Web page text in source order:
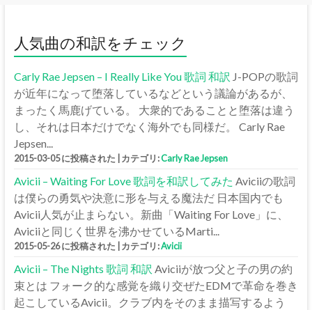
人気曲の和訳をチェック
Carly Rae Jepsen – I Really Like You 歌詞 和訳 J-POPの歌詞
が近年になって堕落しているなどという議論があるが、
まったく馬鹿げている。 大衆的であることと堕落は違う
し、それは日本だけでなく海外でも同様だ。 Carly Rae
Jepsen...
2015-03-05 に投稿された カテゴリ:Carly Rae Jepsen
Avicii – Waiting For Love 歌詞を和訳してみた Aviciiの歌詞
は僕らの勇気や決意に形を与える魔法だ 日本国内でも
Avicii人気が止まらない。新曲「Waiting For Love」に、
Aviciiと同じく世界を沸かせているMarti...
2015-05-26 に投稿された カテゴリ:Avicii
Avicii – The Nights 歌詞 和訳 Aviciiが放つ父と子の男の約
束とは フォーク的な感覚を織り交ぜたEDMで革命を巻き
起こしているAvicii。クラブ内をそのまま描写するよう